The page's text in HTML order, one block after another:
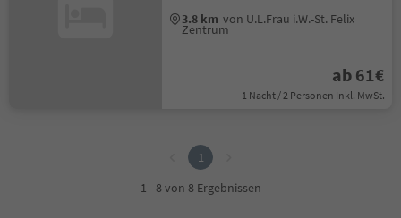
3.8 km von U.L.Frau i.W.-St. Felix
Zentrum
ab 61€
1 Nacht / 2 Personen Inkl. MwSt.
1
1 - 8 von 8 Ergebnissen